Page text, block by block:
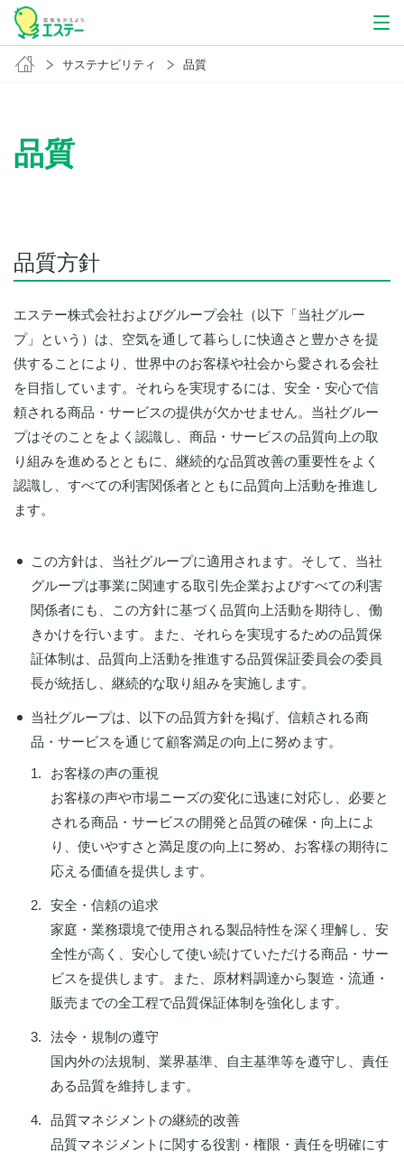
サステナビリティ 品質
品質
品質方針
エステー株式会社およびグループ会社（以下「当社グルー
プ」という）は、空気を通して暮らしに快適さと豊かさを提
供することにより、世界中のお客様や社会から愛される会社
を目指しています。それらを実現するには、安全・安心で信
頼される商品・サービスの提供が欠かせません。当社グルー
プはそのことをよく認識し、商品・サービスの品質向上の取
り組みを進めるとともに、継続的な品質改善の重要性をよく
認識し、すべての利害関係者とともに品質向上活動を推進し
ます。
この方針は、当社グループに適用されます。そして、当社
グループは事業に関連する取引先企業およびすべての利害
関係者にも、この方針に基づく品質向上活動を期待し、働
きかけを行います。また、それらを実現するための品質保
証体制は、品質向上活動を推進する品質保証委員会の委員
長が統括し、継続的な取り組みを実施します。
当社グループは、以下の品質方針を掲げ、信頼される商
品・サービスを通じて顧客満足の向上に努めます。
お客様の声の重視
お客様の声や市場ニーズの変化に迅速に対応し、必要と
される商品・サービスの開発と品質の確保・向上によ
り、使いやすさと満足度の向上に努め、お客様の期待に
応える価値を提供します。
安全・信頼の追求
家庭・業務環境で使用される製品特性を深く理解し、安
全性が高く、安心して使い続けていただける商品・サー
ビスを提供します。また、原材料調達から製造・流通・
販売までの全工程で品質保証体制を強化します。
法令・規制の遵守
国内外の法規制、業界基準、自主基準等を遵守し、責任
ある品質を維持します。
品質マネジメントの継続的改善
品質マネジメントに関する役割・権限・責任を明確にす